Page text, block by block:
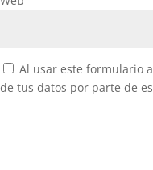
Al usar este formulario
de tus datos por parte de